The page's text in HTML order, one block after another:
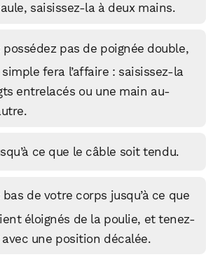
saisissez-la à deux mains.
possédez pas de poignée double,
fera l’affaire : saisissez-la
entrelacés ou une main au-
ce que le câble soit tendu.
bas de votre corps jusqu’à ce que
éloignés de la poulie, et tenez-
une position décalée.